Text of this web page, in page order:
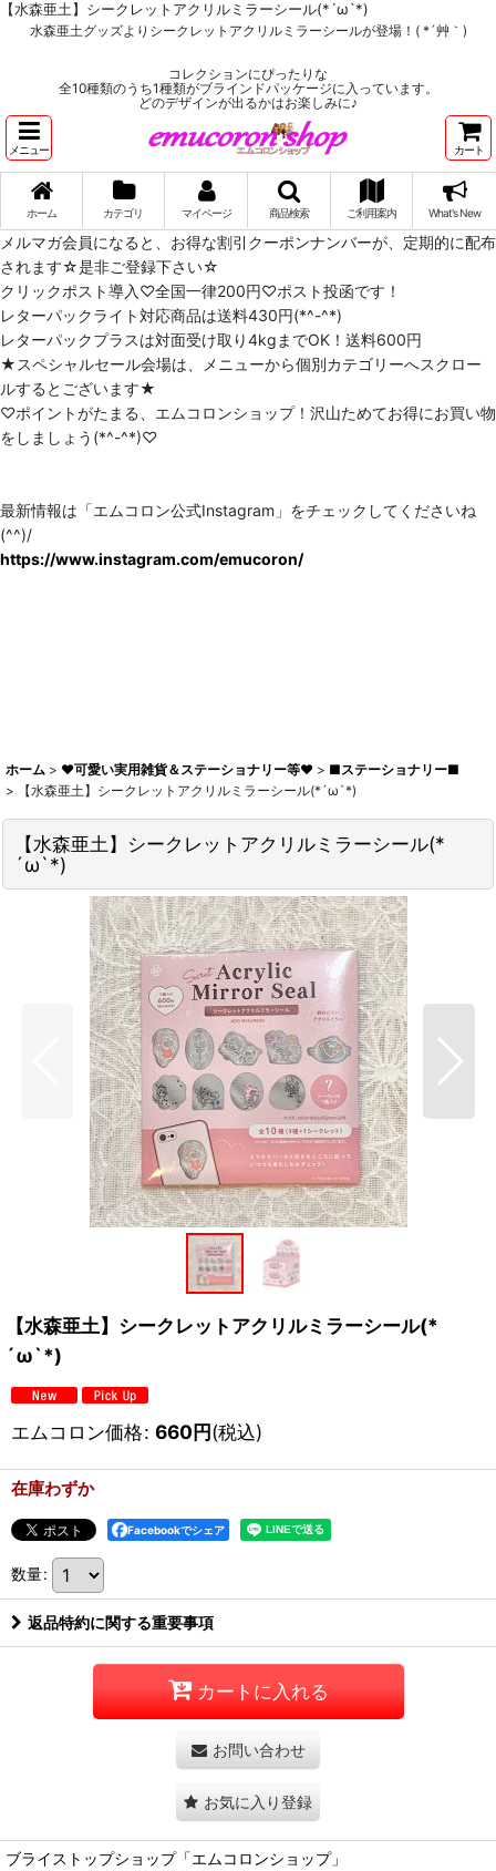
【水森亜土】シークレットアクリルミラーシール(*´ω`*)
水森亜土グッズよりシークレットアクリルミラーシールが登場！( *´艸｀)
コレクションにぴったりな
全10種類のうち1種類がブラインドパッケージに入っています。
どのデザインが出るかはお楽しみに♪
メニュー カート
ホーム カテゴリ マイページ 商品検索 ご利用案内 What's New
メルマガ会員になると、お得な割引クーポンナンバーが、定期的に配布
されます☆是非ご登録下さい☆
クリックポスト導入♡全国一律200円♡ポスト投函です！
レターパックライト対応商品は送料430円(*^-^*)
レターパックプラスは対面受け取り4kgまでOK！送料600円
★スペシャルセール会場は、メニューから個別カテゴリーへスクロー
ルするとございます★
♡ポイントがたまる、エムコロンショップ！沢山ためてお得にお買い物
をしましょう(*^-^*)♡
最新情報は「エムコロン公式Instagram」をチェックしてくださいね
(^^)/
https://www.instagram.com/emucoron/
ホーム > ♥可愛い実用雑貨＆ステーショナリー等♥ > ■ステーショナリー■
>
【水森亜土】シークレットアクリルミラーシール(*´ω`*)
【水森亜土】シークレットアクリルミラーシール(*
´ω`*)
【水森亜土】シークレットアクリルミラーシール(*
´ω`*)
エムコロン価格: 660円(税込)
在庫わずか
Facebookでシェア
数量:
返品特約に関する重要事項
カートに入れる
お問い合わせ
お気に入り登録
ブライストップショップ「エムコロンショップ」